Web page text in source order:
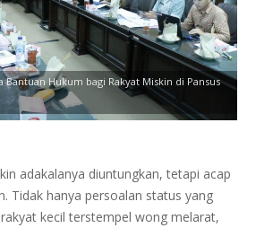
Bantuan Hukum bagi Rakyat Miskin di Pansus
adakalanya diuntungkan, tetapi acap
Tidak hanya persoalan status yang
kecil terstempel wong melarat,